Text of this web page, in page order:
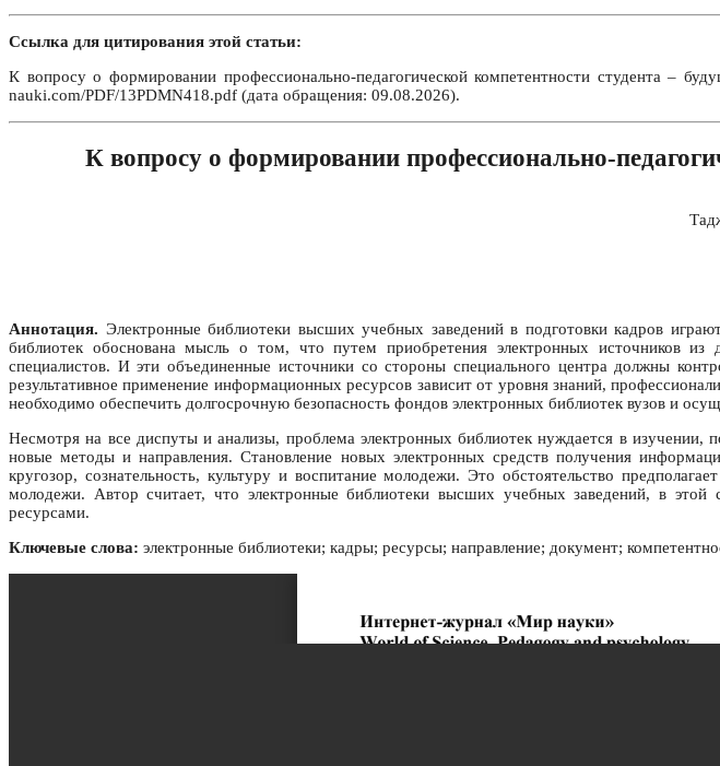
Ссылка для цитирования этой статьи:
К вопросу о формировании профессионально-педагогической компетентности
nauki.com/PDF/13PDMN418.pdf (дата обращения: 09.08.2026).
К вопросу о формировании профессионально-
Аннотация. Электронные библиотеки высших учебных заведений в подготовки кадров
библиотек обоснована мысль о том, что путем приобретения электронных источников из
специалистов. И эти объединенные источники со стороны специального центра должны
результативное применение информационных ресурсов зависит от уровня знаний,
необходимо обеспечить долгосрочную безопасность фондов электронных библиотек вузов и
Несмотря на все диспуты и анализы, проблема электронных библиотек нуждается в изучении,
новые методы и направления. Становление новых электронных средств получения
кругозор, сознательность, культуру и воспитание молодежи. Это обстоятельство
молодежи. Автор считает, что электронные библиотеки высших учебных заведений, в
ресурсами.
Ключевые слова: электронные библиотеки; кадры; ресурсы; направление; документ;